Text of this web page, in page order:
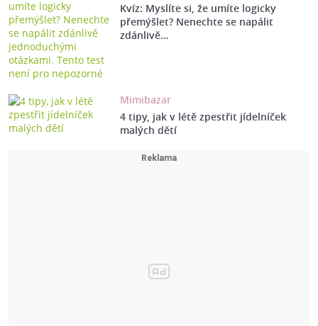
Kvíz: Myslíte si, že umíte logicky
přemýšlet? Nenechte se napálit
zdánlivě…
Mimibazar
4 tipy, jak v létě zpestřit jídelníček
malých dětí